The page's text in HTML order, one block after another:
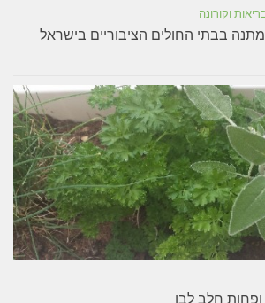
וקורונה
בבתי החולים הציבוריים בישראל
חלב לבן